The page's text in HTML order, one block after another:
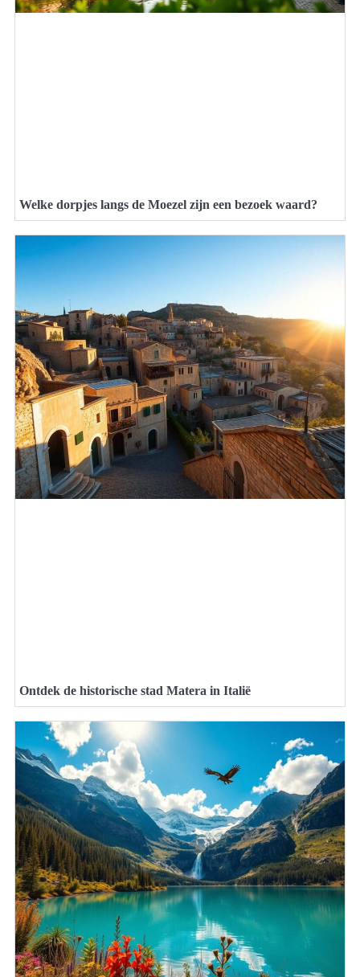
Welke dorpjes langs de Moezel zijn een bezoek waard?
Ontdek de historische stad Matera in Italië